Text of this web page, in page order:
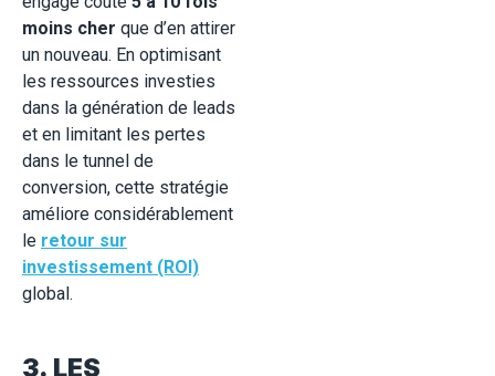
moins cher que d’en attirer
un nouveau. En optimisant
les ressources investies
dans la génération de leads
et en limitant les pertes
dans le tunnel de
conversion, cette stratégie
améliore considérablement
le retour sur
investissement (ROI)
global.
3. LES